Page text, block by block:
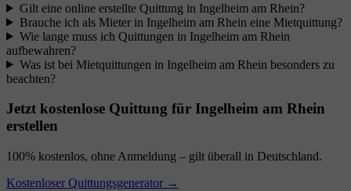
Gilt eine online erstellte Quittung in Ingelheim am Rhein?
Brauche ich als Mieter in Ingelheim am Rhein eine Mietquittung?
Wie lange muss ich Quittungen in Ingelheim am Rhein
aufbewahren?
Was ist bei Mietquittungen in Ingelheim am Rhein besonders zu
beachten?
Jetzt kostenlose Quittung für Ingelheim am Rhein
erstellen
100% kostenlos, ohne Anmeldung – gilt überall in Deutschland.
Kostenloser Quittungsgenerator →